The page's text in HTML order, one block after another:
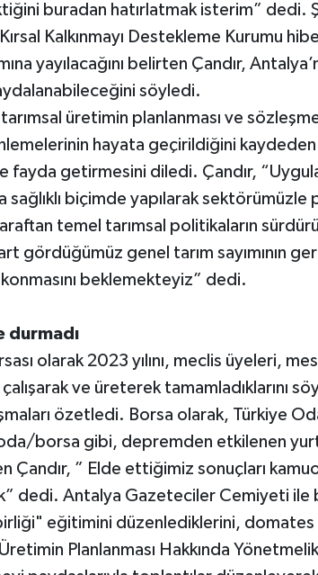
buradan hatırlatmak isterim” dedi.
Kalkınmayı Destekleme Kurumu
yayılacağını belirten Çandır,
söyledi.
tarımsal üretimin planlanması ve
hayata geçirildiğini kaydeden
fayda getirmesini diledi. Çandır,
biçimde yapılarak sektörümüzle
temel tarımsal politikaların
gördüğümüz genel tarım sayımının
beklemekteyiz” dedi.
durmadı
olarak 2023 yılını, meclis üyeleri,
ve üreterek tamamladıklarını
özetledi. Borsa olarak, Türkiye
oda/borsa gibi, depremden etkilenen
Çandır, ” Elde ettiğimiz sonuçları
dedi. Antalya Gazeteciler Cemiyeti
eğitimini düzenlediklerini, domates
Planlanması Hakkında